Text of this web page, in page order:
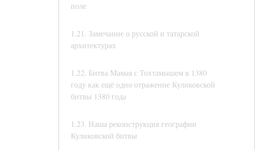
поле
1.21. Замечание о русской и татарской
архитектурах
1.22. Битва Мамая с Тохтамышем в 1380
году как ещё одно отражение Куликовской
битвы 1380 года
1.23. Наша реконструкция географии
Куликовской битвы